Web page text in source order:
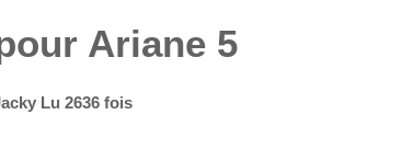
Ariane 5
Lu 2636 fois